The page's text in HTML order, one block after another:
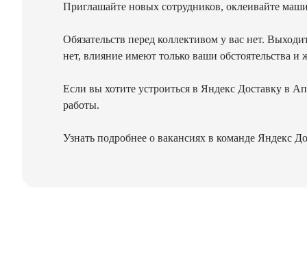
Приглашайте новых сотрудников, оклеивайте
Обязательств перед коллективом у вас нет.
нет, влияние имеют только ваши обстоятельства и
Если вы хотите устроиться в Яндекс Доставку в
работы.
Узнать подробнее о вакансиях в команде Яндекс